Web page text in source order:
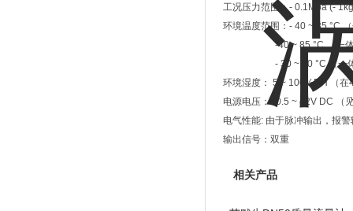
工况压力范围：- 0.1Mpa (-
环境温度范围：- 40 ~ 85 °C
-40 ~ 85 °C （一体
- 30 ~ 80 °C （一体
环境湿度： 5 ~ 100%RH （在
电源电压：10.5 ~ 42V DC （
电气性能: 由于脉冲输出，报
输出信号：双重
相关产品